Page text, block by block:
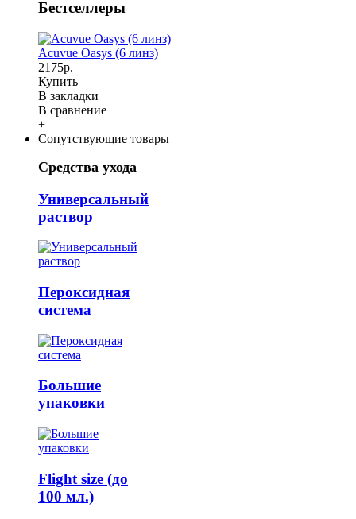
Бестселлеры
Acuvue Oasys (6 линз)
2175р.
Купить
В закладки
В сравнение
+
Сопутствующие товары
Средства ухода
Универсальный
раствор
Пероксидная
система
Большие
упаковки
Flight size (до
100 мл.)